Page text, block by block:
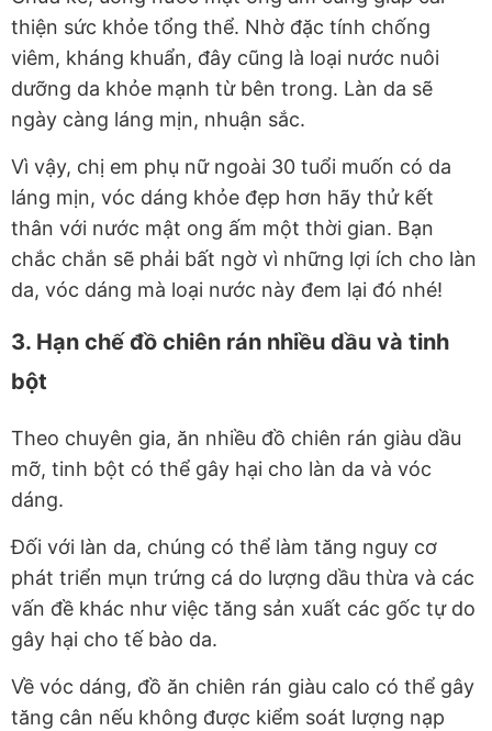
thiện sức khỏe tổng thể. Nhờ đặc tính chống
viêm, kháng khuẩn, đây cũng là loại nước nuôi
dưỡng da khỏe mạnh từ bên trong. Làn da sẽ
ngày càng láng mịn, nhuận sắc.
Vì vậy, chị em phụ nữ ngoài 30 tuổi muốn có da
láng mịn, vóc dáng khỏe đẹp hơn hãy thử kết
thân với nước mật ong ấm một thời gian. Bạn
chắc chắn sẽ phải bất ngờ vì những lợi ích cho làn
da, vóc dáng mà loại nước này đem lại đó nhé!
3. Hạn chế đồ chiên rán nhiều dầu và tinh
bột
Theo chuyên gia, ăn nhiều đồ chiên rán giàu dầu
mỡ, tinh bột có thể gây hại cho làn da và vóc
dáng.
Đối với làn da, chúng có thể làm tăng nguy cơ
phát triển mụn trứng cá do lượng dầu thừa và các
vấn đề khác như việc tăng sản xuất các gốc tự do
gây hại cho tế bào da.
Về vóc dáng, đồ ăn chiên rán giàu calo có thể gây
tăng cân nếu không được kiểm soát lượng nạp